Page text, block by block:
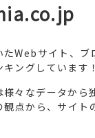
たWebサイト、
ングしています！
様々なデータか
点から、サイト